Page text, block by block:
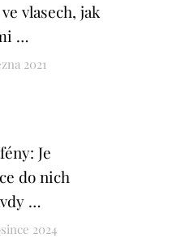
vlasech, jak
…
2021
Je
do nich
…
2024